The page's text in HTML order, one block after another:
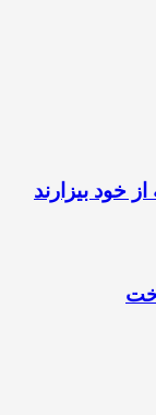
خود بیزارند